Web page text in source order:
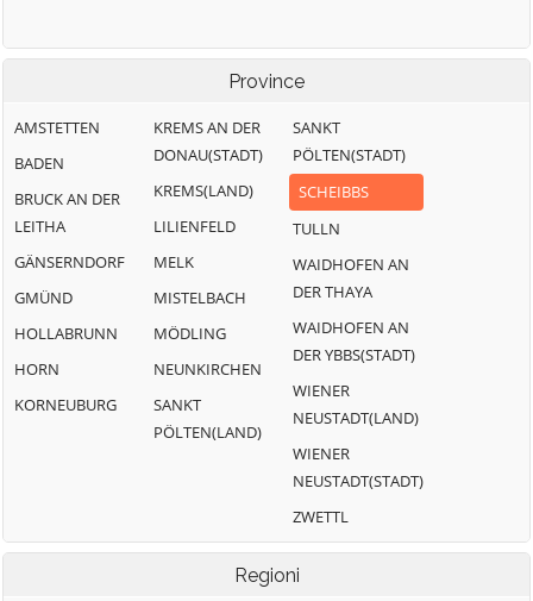
Province
AMSTETTEN
BADEN
BRUCK AN DER
LEITHA
GÄNSERNDORF
GMÜND
HOLLABRUNN
HORN
KORNEUBURG
KREMS AN DER
DONAU(STADT)
KREMS(LAND)
LILIENFELD
MELK
MISTELBACH
MÖDLING
NEUNKIRCHEN
SANKT
PÖLTEN(LAND)
SANKT
PÖLTEN(STADT)
SCHEIBBS
TULLN
WAIDHOFEN AN
DER THAYA
WAIDHOFEN AN
DER YBBS(STADT)
WIENER
NEUSTADT(LAND)
WIENER
NEUSTADT(STADT)
ZWETTL
Regioni